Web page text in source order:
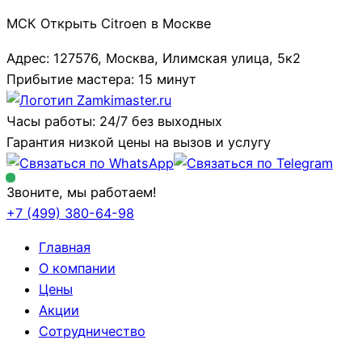
МСК Открыть Citroen в Москве
Адрес: 127576, Москва, Илимская улица, 5к2
Прибытие мастера: 15 минут
Часы работы: 24/7 без выходных
Гарантия низкой цены на вызов и услугу
Звоните, мы работаем!
+7 (499) 380-64-98
Главная
О компании
Цены
Акции
Сотрудничество